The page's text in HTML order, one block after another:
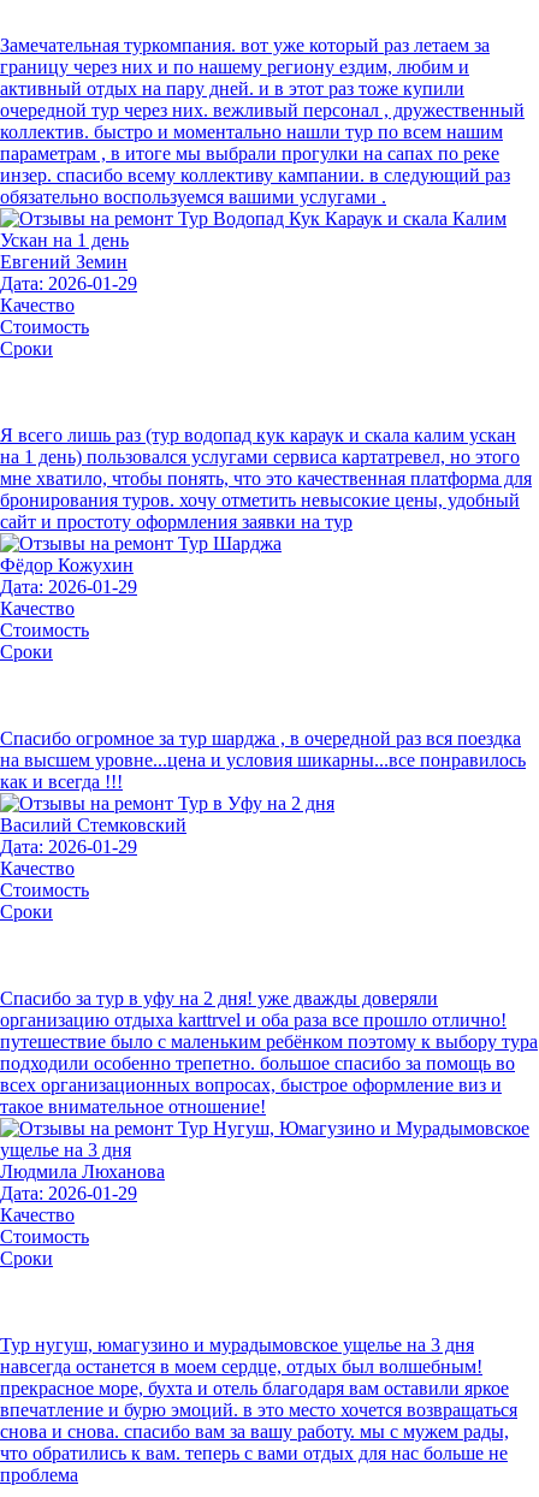
Замечательная туркомпания. вот уже который раз летаем за
границу через них и по нашему региону ездим, любим и
активный отдых на пару дней. и в этот раз тоже купили
очередной тур через них. вежливый персонал , дружественный
коллектив. быстро и моментально нашли тур по всем нашим
параметрам , в итоге мы выбрали прогулки на сапах по реке
инзер. спасибо всему коллективу кампании. в следующий раз
обязательно воспользуемся вашими услугами .
Евгений Земин
Дата: 2026-01-29
Качество
Стоимость
Сроки
Я всего лишь раз (тур водопад кук караук и скала калим ускан
на 1 день) пользовался услугами сервиса картатревел, но этого
мне хватило, чтобы понять, что это качественная платформа для
бронирования туров. хочу отметить невысокие цены, удобный
сайт и простоту оформления заявки на тур
Фёдор Кожухин
Дата: 2026-01-29
Качество
Стоимость
Сроки
Спасибо огромное за тур шарджа , в очередной раз вся поездка
на высшем уровне...цена и условия шикарны...все понравилось
как и всегда !!!
Василий Стемковский
Дата: 2026-01-29
Качество
Стоимость
Сроки
Спасибо за тур в уфу на 2 дня! уже дважды доверяли
организацию отдыха karttrvel и оба раза все прошло отлично!
путешествие было с маленьким ребёнком поэтому к выбору тура
подходили особенно трепетно. большое спасибо за помощь во
всех организационных вопросах, быстрое оформление виз и
такое внимательное отношение!
Людмила Люханова
Дата: 2026-01-29
Качество
Стоимость
Сроки
Тур нугуш, юмагузино и мурадымовское ущелье на 3 дня
навсегда останется в моем сердце, отдых был волшебным!
прекрасное море, бухта и отель благодаря вам оставили яркое
впечатление и бурю эмоций. в это место хочется возвращаться
снова и снова. спасибо вам за вашу работу. мы с мужем рады,
что обратились к вам. теперь с вами отдых для нас больше не
проблема